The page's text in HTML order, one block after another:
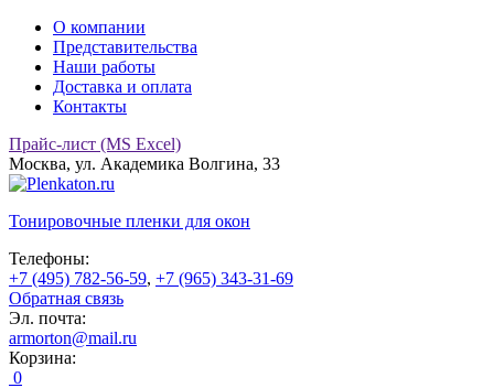
О компании
Представительства
Наши работы
Доставка и оплата
Контакты
Прайс-лист (MS Excel)
Москва, ул. Академика Волгина, 33
Тонировочные пленки для окон
Телефоны:
+7 (495) 782-56-59, +7 (965) 343-31-69
Обратная связь
Эл. почта:
armorton@mail.ru
Корзина:
0